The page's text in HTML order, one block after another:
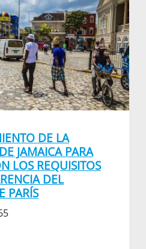
DE LA
JAMAICA PARA
LOS REQUISITOS
DEL
PARÍS